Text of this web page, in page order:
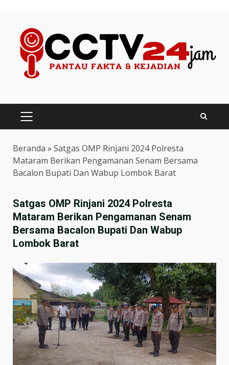
content
PRIMARY
MENU
Beranda » Satgas OMP Rinjani 2024 Polresta
Mataram Berikan Pengamanan Senam Bersama
Bacalon Bupati Dan Wabup Lombok Barat
Satgas OMP Rinjani 2024 Polresta
Mataram Berikan Pengamanan Senam
Bersama Bacalon Bupati Dan Wabup
Lombok Barat